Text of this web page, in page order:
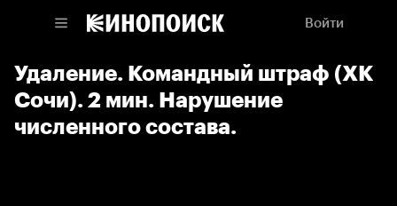
Войти
Удаление. Командный штраф (ХК
Сочи). 2 мин. Нарушение
численного состава.